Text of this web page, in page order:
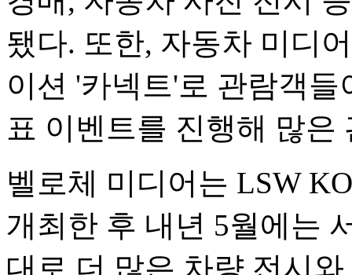
됐다. 또한, 자동차 미디
이션 '카넥트'로 관람객
표 이벤트를 진행해 많은
벨로체 미디어는 LSW
개최한 후 내년 5월에는
대로 더 많은 차량 전시